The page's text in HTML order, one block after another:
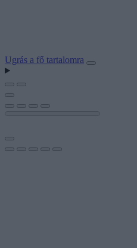
Ugrás a fő tartalomra